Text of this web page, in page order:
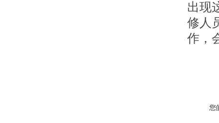
出现
修人
作，
您